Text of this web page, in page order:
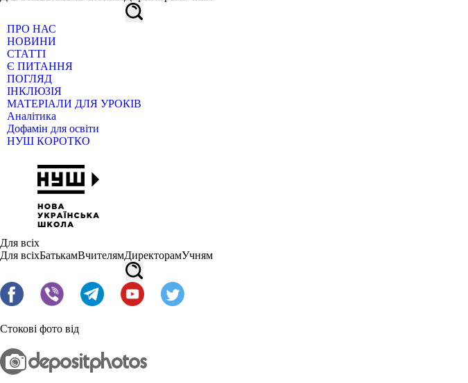
ПРО НАС
НОВИНИ
СТАТТІ
Є ПИТАННЯ
ПОГЛЯД
ІНКЛЮЗІЯ
МАТЕРІАЛИ ДЛЯ УРОКІВ
Аналітика
Дофамін для освіти
НУШ КОРОТКО
Для всіх
Для всіхБатькамВчителямДиректорамУчням
Стокові фото від